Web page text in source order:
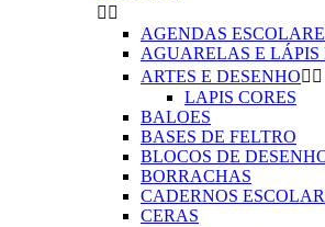
 
AGENDAS
AGUARELAS E
ARTES E DESENHO 
LAPIS CORES
BALOES
BASES DE FELTRO
BLOCOS DE
BORRACHAS
CADERNOS
CERAS